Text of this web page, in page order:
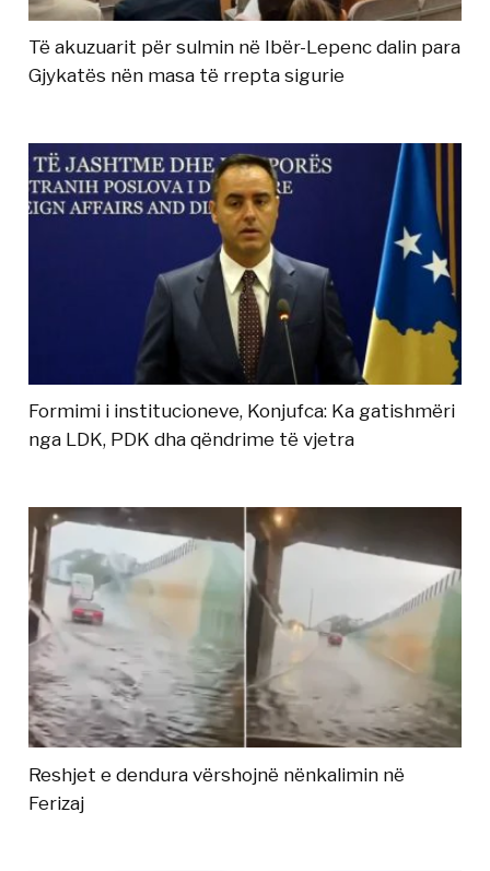
Të akuzuarit për sulmin në Ibër-Lepenc dalin para
Gjykatës nën masa të rrepta sigurie
Formimi i institucioneve, Konjufca: Ka gatishmëri
nga LDK, PDK dha qëndrime të vjetra
Reshjet e dendura vërshojnë nënkalimin në
Ferizaj